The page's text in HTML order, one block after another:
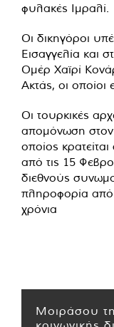
φυλακές Ιμραλί.
Οι δικηγόροι
Εισαγγελία και
Ομέρ Χαϊρί
Ακτάς, οι οποίοι
Οι τουρκικές
απομόνωση
οποίος
από τις 15
διεθνούς
πληροφορία από
χρόνια
Μοιράσου